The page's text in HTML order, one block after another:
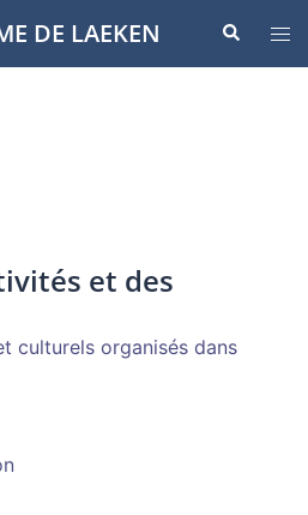
DE LAEKEN
le
et des
culturels organisés dans